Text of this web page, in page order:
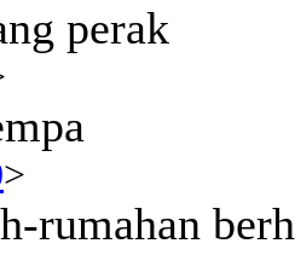
perak
>
rumahan